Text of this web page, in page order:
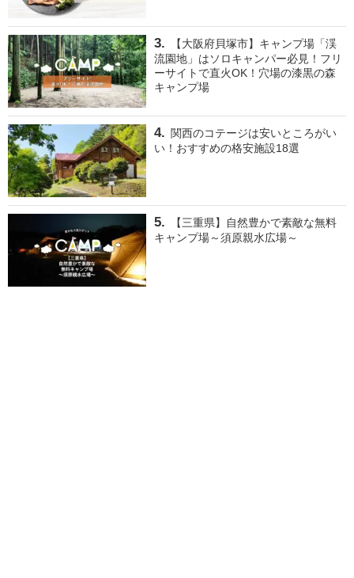
【大阪府貝塚市】キャンプ場「渓
流園地」はソロキャンパー必見！フリ
ーサイトで直火OK！穴場の漆黒の森
キャンプ場
関西のコテージは安いところがい
い！おすすめの格安施設18選
【三重県】自然豊かで素敵な無料
キャンプ場～須原親水広場～